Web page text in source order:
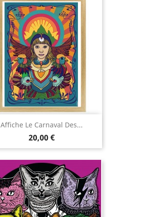
Affiche Le Carnaval Des...
Prix
20,00 €